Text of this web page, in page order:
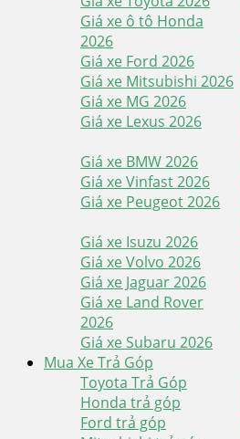
Giá xe ô tô Honda
2026
Giá xe Ford 2026
Giá xe Mitsubishi 2026
Giá xe MG 2026
Giá xe Lexus 2026
Giá xe BMW 2026
Giá xe Vinfast 2026
Giá xe Peugeot 2026
Giá xe Isuzu 2026
Giá xe Volvo 2026
Giá xe Jaguar 2026
Giá xe Land Rover
2026
Giá xe Subaru 2026
Mua Xe Trả Góp
Toyota Trả Góp
Honda trả góp
Ford trả góp